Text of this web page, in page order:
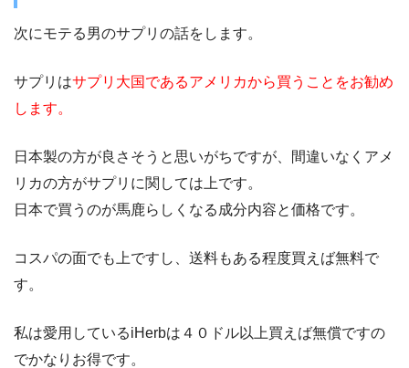
次にモテる男のサプリの話をします。
サプリはサプリ大国であるアメリカから買うことをお勧め
します。
日本製の方が良さそうと思いがちですが、間違いなくアメ
リカの方がサプリに関しては上です。
日本で買うのが馬鹿らしくなる成分内容と価格です。
コスパの面でも上ですし、送料もある程度買えば無料で
す。
私は愛用しているiHerbは４０ドル以上買えば無償ですの
でかなりお得です。